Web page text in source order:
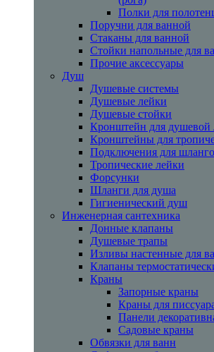
Полки для
Поручни для ванной
Стаканы для ванной
Стойки напольные для
Прочие аксессуары
Душ
Душевые системы
Душевые лейки
Душевые стойки
Кронштейн для душевой
Кронштейны для
Подключения для
Тропические лейки
Форсунки
Шланги для душа
Гигиенический душ
Инженерная сантехника
Донные клапаны
Душевые трапы
Изливы настенные для
Клапаны
Краны
Запорные краны
Краны для
Панели
Садовые краны
Обвязки для ванн